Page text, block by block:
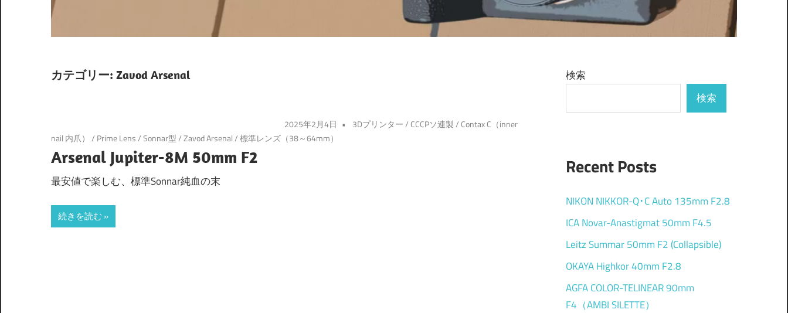
カテゴリー: Zavod Arsenal
2025年2月4日 3Dプリンター/ CCCPソ連製/ Contax C（inner
nail 内爪） / Prime Lens/Sonnar型/Zavod Arsenal/標準レンズ（38～64mm）
Arsenal Jupiter-8M 50mm F2
最安値で楽しむ、標準Sonnar純血の末
続きを読む
検索
検索
Recent Posts
NIKON NIKKOR-Q･C Auto 135mm F2.8
ICA Novar-Anastigmat 50mm F4.5
Leitz Summar 50mm F2 (Collapsible)
OKAYA Highkor 40mm F2.8
AGFA COLOR-TELINEAR 90mm
F4（AMBI SILETTE）